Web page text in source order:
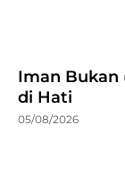
Iman Bukan
di Hati
05/08/2026